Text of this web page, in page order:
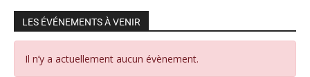
LES ÉVÉNEMENTS À VENIR
Il n’y a actuellement aucun évènement.